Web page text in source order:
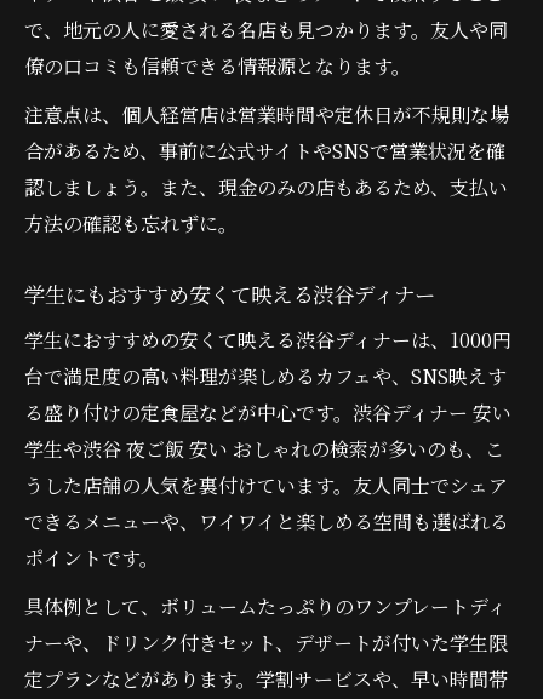
で、地元の人に愛される名店も見つかります。友人や同
僚の口コミも信頼できる情報源となります。
注意点は、個人経営店は営業時間や定休日が不規則な場
合があるため、事前に公式サイトやSNSで営業状況を確
認しましょう。また、現金のみの店もあるため、支払い
方法の確認も忘れずに。
学生にもおすすめ安くて映える渋谷ディナー
学生におすすめの安くて映える渋谷ディナーは、1000円
台で満足度の高い料理が楽しめるカフェや、SNS映えす
る盛り付けの定食屋などが中心です。渋谷ディナー 安い
学生や渋谷 夜ご飯 安い おしゃれの検索が多いのも、こ
うした店舗の人気を裏付けています。友人同士でシェア
できるメニューや、ワイワイと楽しめる空間も選ばれる
ポイントです。
具体例として、ボリュームたっぷりのワンプレートディ
ナーや、ドリンク付きセット、デザートが付いた学生限
定プランなどがあります。学割サービスや、早い時間帯